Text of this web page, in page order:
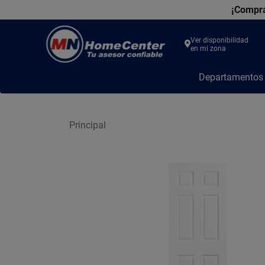
Center
Ver disponibilidad
en mi zona
Departamentos
Principal